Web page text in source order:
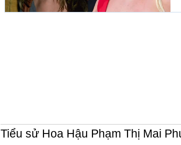
Tiểu sử Hoa Hậu Phạm Thị Mai